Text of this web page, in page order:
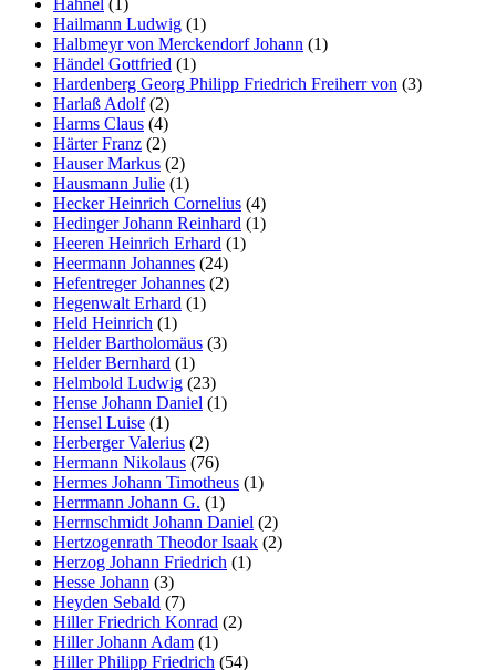
Hailmann Ludwig (1)
Halbmeyr von Merckendorf Johann (1)
Händel Gottfried (1)
Hardenberg Georg Philipp Friedrich Freiherr von (3)
Harlaß Adolf(2)
Harms Claus (4)
Härter Franz (2)
Hauser Markus (2)
Hausmann Julie (1)
Hecker Heinrich Cornelius (4)
Hedinger Johann Reinhard (1)
Heeren Heinrich Erhard (1)
Heermann Johannes (24)
Hefentreger Johannes (2)
Hegenwalt Erhard (1)
Held Heinrich (1)
Helder Bartholomäus (3)
Helder Bernhard (1)
Helmbold Ludwig (23)
Hense Johann Daniel (1)
Hensel Luise (1)
Herberger Valerius (2)
Hermann Nikolaus (76)
Hermes Johann Timotheus (1)
Herrmann Johann G. (1)
Herrnschmidt Johann Daniel (2)
Hertzogenrath Theodor Isaak (2)
Herzog Johann Friedrich (1)
Hesse Johann (3)
Heyden Sebald (7)
Hiller Friedrich Konrad (2)
Hiller Johann Adam (1)
Hiller Philipp Friedrich (54)